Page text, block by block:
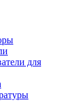
для